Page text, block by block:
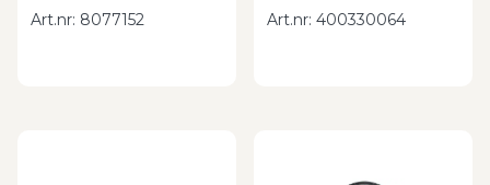
Art.nr: 8077152 Art.nr: 400330064